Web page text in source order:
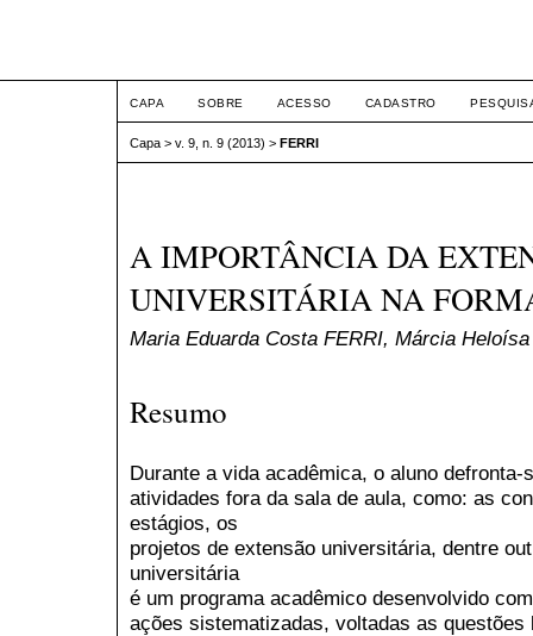
CAPA SOBRE ACESSO CADASTRO
Capa > v. 9, n. 9 (2013) > FERRI
A IMPORTÂNCIA DA
UNIVERSITÁRIA NA
Maria Eduarda Costa FERRI, Márcia
Resumo
Durante a vida acadêmica, o aluno
atividades fora da sala de aula, como: as
estágios, os
projetos de extensão universitária, dentre
universitária
é um programa acadêmico desenvolvido
ações sistematizadas, voltadas as